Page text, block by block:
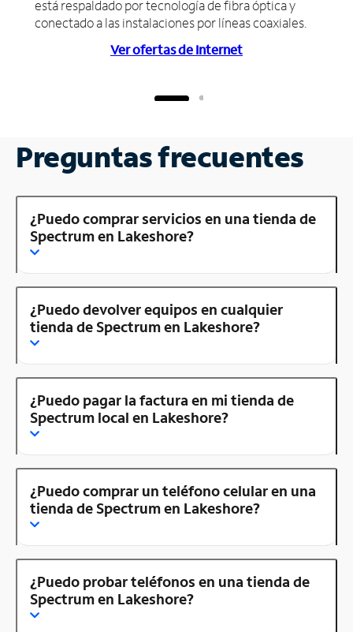
está respaldado por tecnología de fibra óptica y
conectado a las instalaciones por líneas coaxiales.
Ver ofertas de Internet
Preguntas frecuentes
¿Puedo comprar servicios en una tienda de
Spectrum en Lakeshore?
¿Puedo devolver equipos en cualquier
tienda de Spectrum en Lakeshore?
¿Puedo pagar la factura en mi tienda de
Spectrum local en Lakeshore?
¿Puedo comprar un teléfono celular en una
tienda de Spectrum en Lakeshore?
¿Puedo probar teléfonos en una tienda de
Spectrum en Lakeshore?